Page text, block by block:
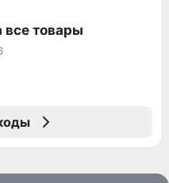
все товары